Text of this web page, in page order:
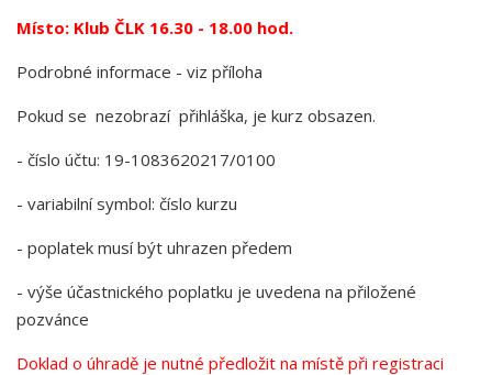
Místo: Klub ČLK 16.30 - 18.00 hod.
Podrobné informace - viz příloha
Pokud se nezobrazí přihláška, je kurz obsazen.
- číslo účtu: 19-1083620217/0100
- variabilní symbol: číslo kurzu
- poplatek musí být uhrazen předem
- výše účastnického poplatku je uvedena na přiložené
pozvánce
Doklad o úhradě je nutné předložit na místě při registraci